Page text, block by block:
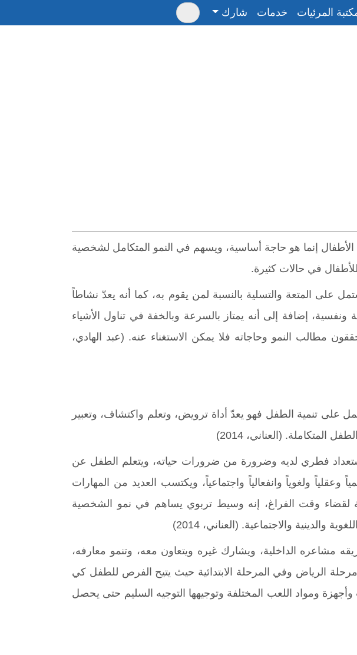
المرئيات خدمات شارك
إنما هو حاجة أساسية، ويسهم في النمو المتكامل لشخصية
في حالات كثيرة.
على المتعة والتسلية بالنسبة لمن يقوم به، كما أنه يعدّ نشاطاً
ونفسية، إضافة إلى أنه يمتاز بالسرعة وبالخفة في تناول الأشياء
مطالب النمو وحاجاته فلا يمكن الاستغناء عنه. (عبد الهادي،
على تنمية الطفل فهو يعدّ أداة ترويض، وتعلم واكتشاف، وتعبير
(العناني، 2014)
فطري لديه وضرورة من ضرورات حياته، ويتعلم الطفل عن
ولغوياً وانفعالياً واجتماعياً، ويكتسب العديد من المهارات
لقضاء وقت الفراغ، إنه وسيط تربوي يساهم في نمو الشخصية
والاجتماعية. (العناني، 2014)
مشاعره الداخلية، ويشارك غيره ويتعاون معه، وتنمو معارفه،
الرياض وفي المرحلة الابتدائية حيث يتيح الفرص للطفل كي
ومواد اللعب المختلفة وتوجيهها التوجيه السليم حتى يحصل